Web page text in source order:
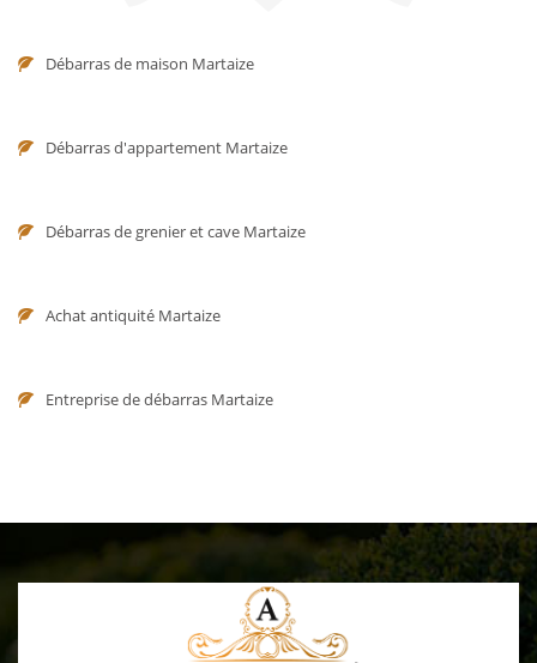
Débarras de maison Martaize
Débarras d'appartement Martaize
Débarras de grenier et cave Martaize
Achat antiquité Martaize
Entreprise de débarras Martaize